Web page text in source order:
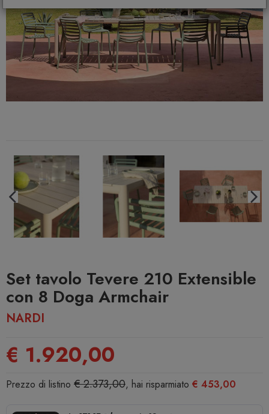
Set tavolo Tevere 210 Extensible
con 8 Doga Armchair
NARDI
€ 1.920,00
Prezzo di listino € 2.373,00, hai risparmiato € 453,00